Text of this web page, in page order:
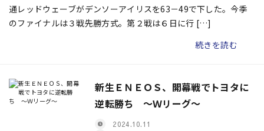
通レッドウェーブがデンソーアイリスを63－49で下した。今季
のファイナルは３戦先勝方式。第２戦は６日に行 […]
続きを読む
新生ＥＮＥＯＳ、開幕戦でトヨタに
逆転勝ち ～Ｗリーグ～
2024.10.11